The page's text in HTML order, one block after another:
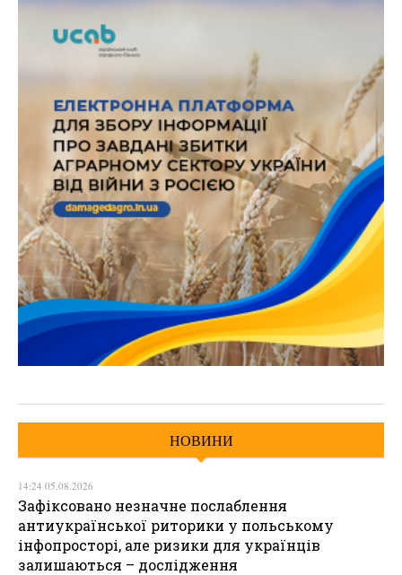
НОВИНИ
14:24 05.08.2026
Зафіксовано незначне послаблення
антиукраїнської риторики у польському
інфопросторі, але ризики для українців
залишаються – дослідження